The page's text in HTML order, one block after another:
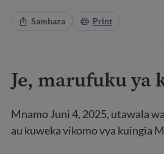
Sambaza Print
Je, marufuku ya
Mnamo Juni 4, 2025, utawala
au kuweka vikomo vya kuingia